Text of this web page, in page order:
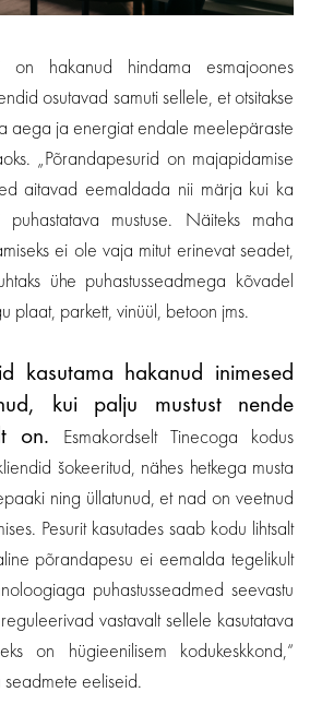
on hakanud hindama esmajoones
osutavad samuti sellele, et otsitakse
aega ja energiat endale meelepäraste
„Põrandapesurid on majapidamise
aitavad eemaldada nii märja kui ka
puhastatava mustuse. Näiteks maha
ei ole vaja mitut erinevat seadet,
ühe puhastusseadmega kõvadel
plaat, parkett, vinüül, betoon jms.
kasutama hakanud inimesed
kui palju mustust nende
on. Esmakordselt Tinecoga kodus
šokeeritud, nähes hetkega musta
ning üllatunud, et nad on veetnud
Pesurit kasutades saab kodu lihtsalt
põrandapesu ei eemalda tegelikult
puhastusseadmed seevastu
vastavalt sellele kasutatava
on hügieenilisem kodukeskkond,“
eeliseid.